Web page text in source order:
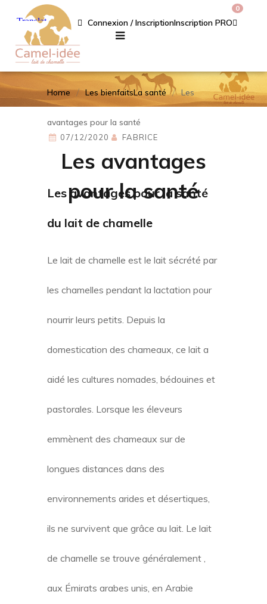
Connexion / InscriptionInscription PRO
0
Home Les bienfaitsLa santé Les
avantages pour la santé
Les avantages
pour la santé
07/12/2020 FABRICE
Les avantages pour la santé
du lait de chamelle
Le lait de chamelle est le lait sécrété par
les chamelles pendant la lactation pour
nourrir leurs petits. Depuis la
domestication des chameaux, ce lait a
aidé les cultures nomades, bédouines et
pastorales. Lorsque les éleveurs
emmènent des chameaux sur de
longues distances dans des
environnements arides et désertiques,
ils ne survivent que grâce au lait. Le lait
de chamelle se trouve généralement ,
aux Émirats arabes unis, en Arabie